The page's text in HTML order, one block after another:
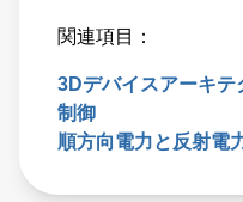
関連項目：
3Dデバイスアーキテ
制御
順方向電力と反射電